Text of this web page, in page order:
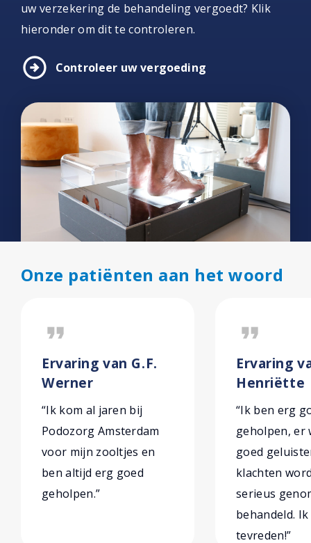
uw verzekering de behandeling vergoedt? Klik
hieronder om dit te controleren.
arrow_circle_right Controleer uw vergoeding
Onze patiënten aan het woord
format_quote
Ervaring van G.F.
Werner
“Ik kom al jaren bij
Podozorg Amsterdam
voor mijn zooltjes en
ben altijd erg goed
geholpen.”
format_quote
Ervaring
Henriëtte
“Ik ben erg
geholpen, er
goed
klachten
serieus
behandeld.
tevreden!”